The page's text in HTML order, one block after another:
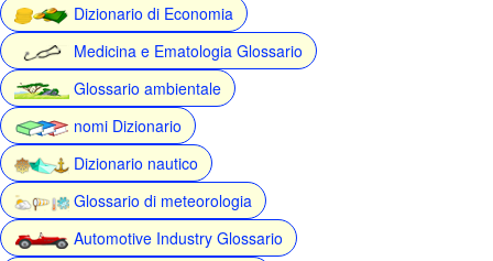
Dizionario di Economia
Medicina e Ematologia Glossario
Glossario ambientale
nomi Dizionario
Dizionario nautico
Glossario di meteorologia
Automotive Industry Glossario